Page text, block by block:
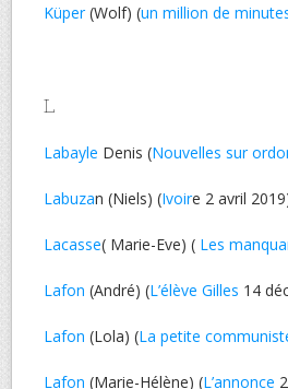
Küper(Wolf) (un million de
L
Labayle Denis (Nouvelles sur
Labuzan (Niels) (Ivoire 2 avril
Lacasse( Marie-Eve) ( Les
Lafon (André) (L’élève Gilles 14
Lafon (Lola) (La petite
Lafon (Marie-Hélène) (L’annonce